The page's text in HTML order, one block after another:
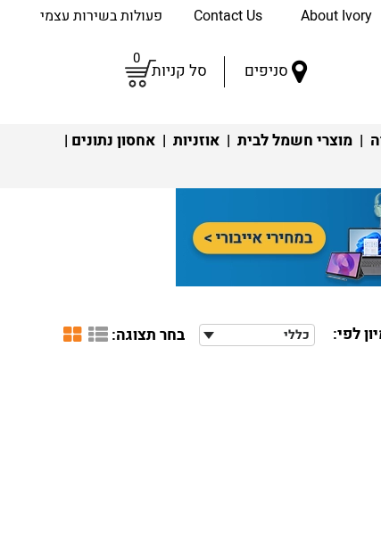
About Ivory פעולות בשירות עצמי
סניפים סל קניות
0
| מוצרי חשמל לבית | אוזניות | אחסון נתונים |
לפי: כללי בחר תצוגה: